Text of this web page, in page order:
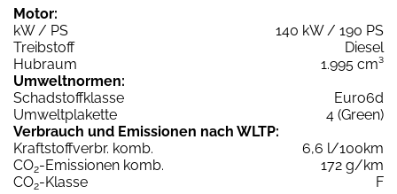
Motor:
kW / PS
140 kW / 190 PS
Treibstoff
Diesel
Hubraum
1.995 cm³
Umweltnormen:
Schadstoffklasse
Euro6d
Umweltplakette
4 (Green)
Verbrauch und Emissionen nach WLTP:
Kraftstoffverbr. komb.
6,6 l/100km
CO2-Emissionen komb.
172 g/km
CO2-Klasse
F